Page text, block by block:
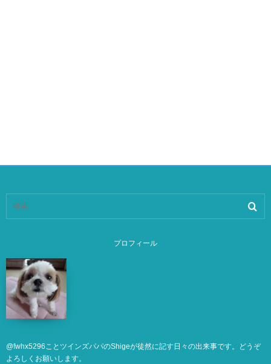
プロフィール
@fwhx5296ことツインズパパのShigeが徒然に記す日々の出来事です。どうぞ
よろしくお願いします。